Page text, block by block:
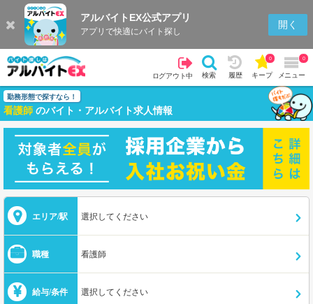
アルバイトEX公式アプリ
アプリで快適にバイト探し
開く
ログアウト中 検索 履歴 キープ
0
メニュー
0
勤務形態で探すなら！
看護師 のバイト・アルバイト求人情報
エリア/駅 選択してください
職種 看護師
給与/条件 選択してください